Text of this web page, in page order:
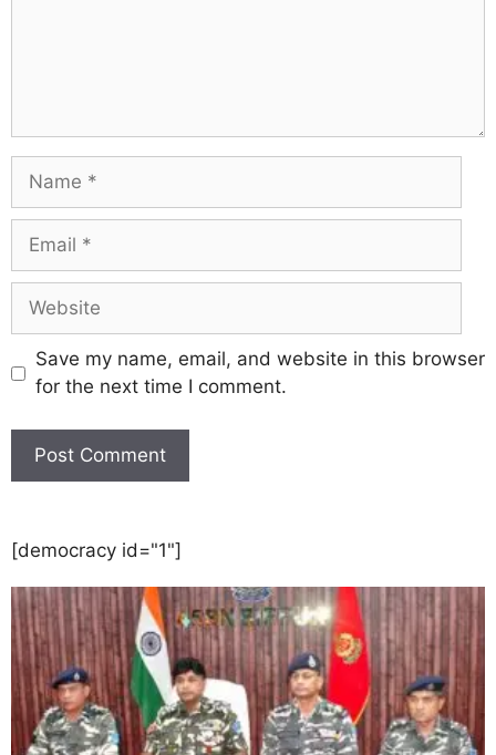
Save my name, email, and website in this browser
for the next time I comment.
[democracy id="1"]